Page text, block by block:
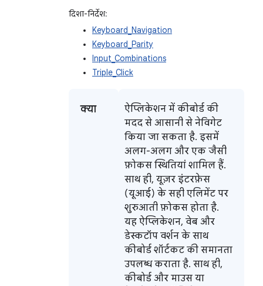
दिशा-निर्देश:
Keyboard_Navigation
Keyboard_Parity
Input_Combinations
Triple_Click
क्या
ऐप्लिकेशन में कीबोर्ड की
मदद से आसानी से नेविगेट
किया जा सकता है. इसमें
अलग-अलग और एक जैसी
फ़ोकस स्थितियां शामिल हैं.
साथ ही, यूज़र इंटरफ़ेस
(यूआई) के सही एलिमेंट पर
शुरुआती फ़ोकस होता है.
यह ऐप्लिकेशन, वेब और
डेस्कटॉप वर्शन के साथ
कीबोर्ड शॉर्टकट की समानता
उपलब्ध कराता है. साथ ही,
कीबोर्ड और माउस या